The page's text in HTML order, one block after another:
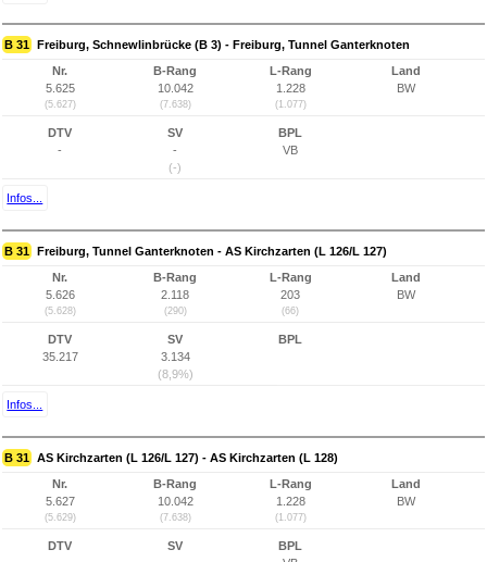
B 31 Freiburg, Schnewlinbrücke (B 3) - Freiburg, Tunnel Ganterknoten
Nr.
5.625
(5.627)
B-Rang
10.042
(7.638)
L-Rang
1.228
(1.077)
Land
BW
DTV
-
SV
-
(-)
BPL
VB
Infos...
B 31 Freiburg, Tunnel Ganterknoten - AS Kirchzarten (L 126/L 127)
Nr.
5.626
(5.628)
B-Rang
2.118
(290)
L-Rang
203
(66)
Land
BW
DTV
35.217
SV
3.134
(8,9%)
BPL
Infos...
B 31 AS Kirchzarten (L 126/L 127) - AS Kirchzarten (L 128)
Nr.
5.627
(5.629)
B-Rang
10.042
(7.638)
L-Rang
1.228
(1.077)
Land
BW
DTV
SV
BPL